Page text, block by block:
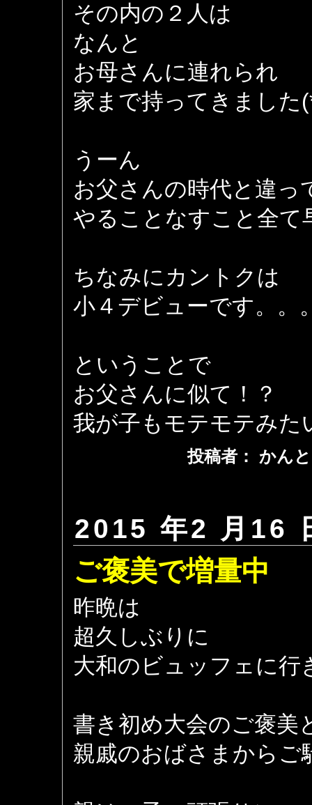
その内の２人は
なんと
お母さんに連れられ
家まで持ってきました
うーん
お父さんの時代と違っ
やることなすこと全て
ちなみにカントクは
小４デビューです。。
ということで
お父さんに似て！？
我が子もモテモテみた
投稿者： かん
2015 年2 月16
ご褒美で増量中
昨晩は
超久しぶりに
大和のビュッフェに行
書き初め大会のご褒美
親戚のおばさまからご